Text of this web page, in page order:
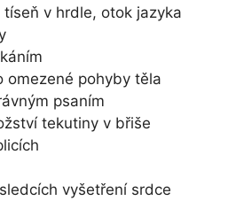
v hrdle, otok jazyka
omezené pohyby těla
psaním
tekutiny v břiše
vyšetření srdce